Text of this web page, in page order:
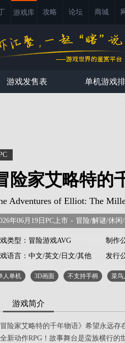
游戏库 攻略 论坛 商城
游戏发售表 单机游戏
险家艾略特的
Adventures of Elliot: The
年06月19日PC上市 - 冒险/解谜/休闲
类型：冒险游戏AVG
制作
语言： 中文/英文/日文/其他 发行
人单机 3D画面 不支持手柄 菜鸟
游戏简介
冒险家艾略特的千年物语》希望永远
新动作RPG！故事舞台是蛮族横行